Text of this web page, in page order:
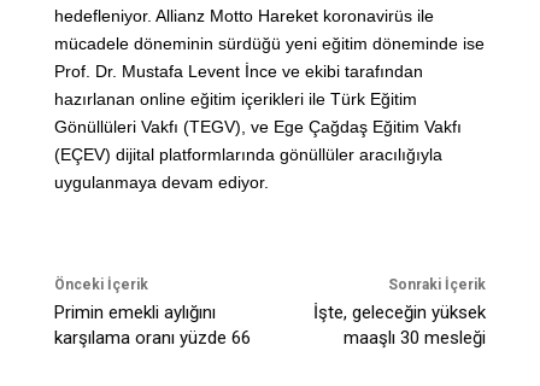
hedefleniyor. Allianz Motto Hareket koronavirüs ile
mücadele döneminin sürdüğü yeni eğitim döneminde ise
Prof. Dr. Mustafa Levent İnce ve ekibi tarafından
hazırlanan online eğitim içerikleri ile Türk Eğitim
Gönüllüleri Vakfı (TEGV), ve Ege Çağdaş Eğitim Vakfı
(EÇEV) dijital platformlarında gönüllüler aracılığıyla
uygulanmaya devam ediyor.
Önceki İçerik
Primin emekli aylığını
karşılama oranı yüzde 66
Sonraki İçerik
İşte, geleceğin yüksek
maaşlı 30 mesleği